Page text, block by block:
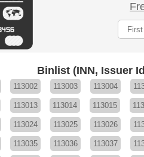
Binlist (INN, Issuer
113002 113003 113004
113013 113014 113015
113024 113025 113026
113035 113036 113037